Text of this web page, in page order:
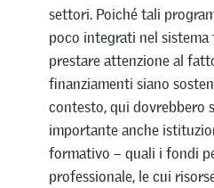
settori. Poiché tali
poco integrati nel
prestare attenzione al
finanziamenti siano
contesto, qui dovrebbero
importante anche
formativo – quali i fondi
professionale, le cui